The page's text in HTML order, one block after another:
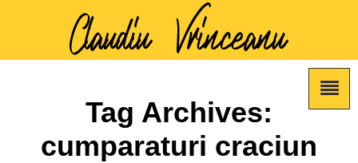
Tag Archives:
cumparaturi craciun